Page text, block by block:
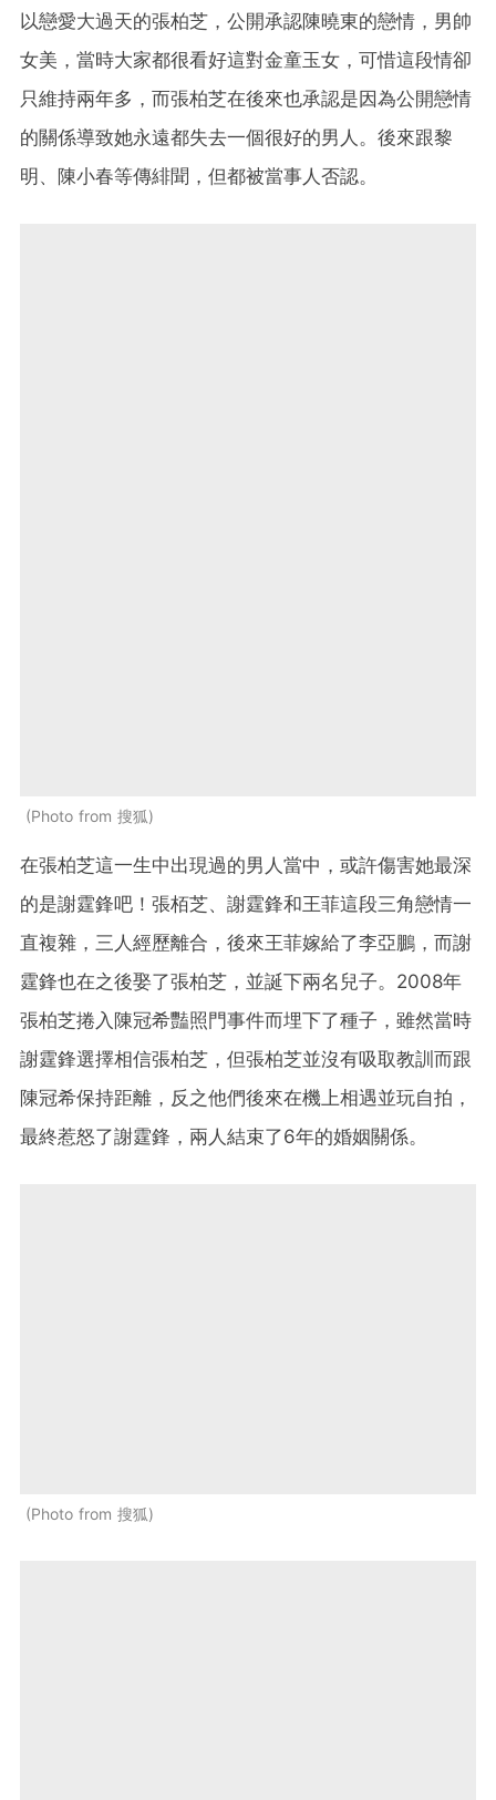
以戀愛大過天的張柏芝，公開承認陳曉東的戀情，男帥
女美，當時大家都很看好這對金童玉女，可惜這段情卻
只維持兩年多，而張柏芝在後來也承認是因為公開戀情
的關係導致她永遠都失去一個很好的男人。後來跟黎
明、陳小春等傳緋聞，但都被當事人否認。
Photo from 搜狐
在張柏芝這一生中出現過的男人當中，或許傷害她最深
的是謝霆鋒吧！張栢芝、謝霆鋒和王菲這段三角戀情一
直複雜，三人經歷離合，後來王菲嫁給了李亞鵬，而謝
霆鋒也在之後娶了張柏芝，並誕下兩名兒子。2008年
張柏芝捲入陳冠希豔照門事件而埋下了種子，雖然當時
謝霆鋒選擇相信張柏芝，但張柏芝並沒有吸取教訓而跟
陳冠希保持距離，反之他們後來在機上相遇並玩自拍，
最終惹怒了謝霆鋒，兩人結束了6年的婚姻關係。
Photo from 搜狐